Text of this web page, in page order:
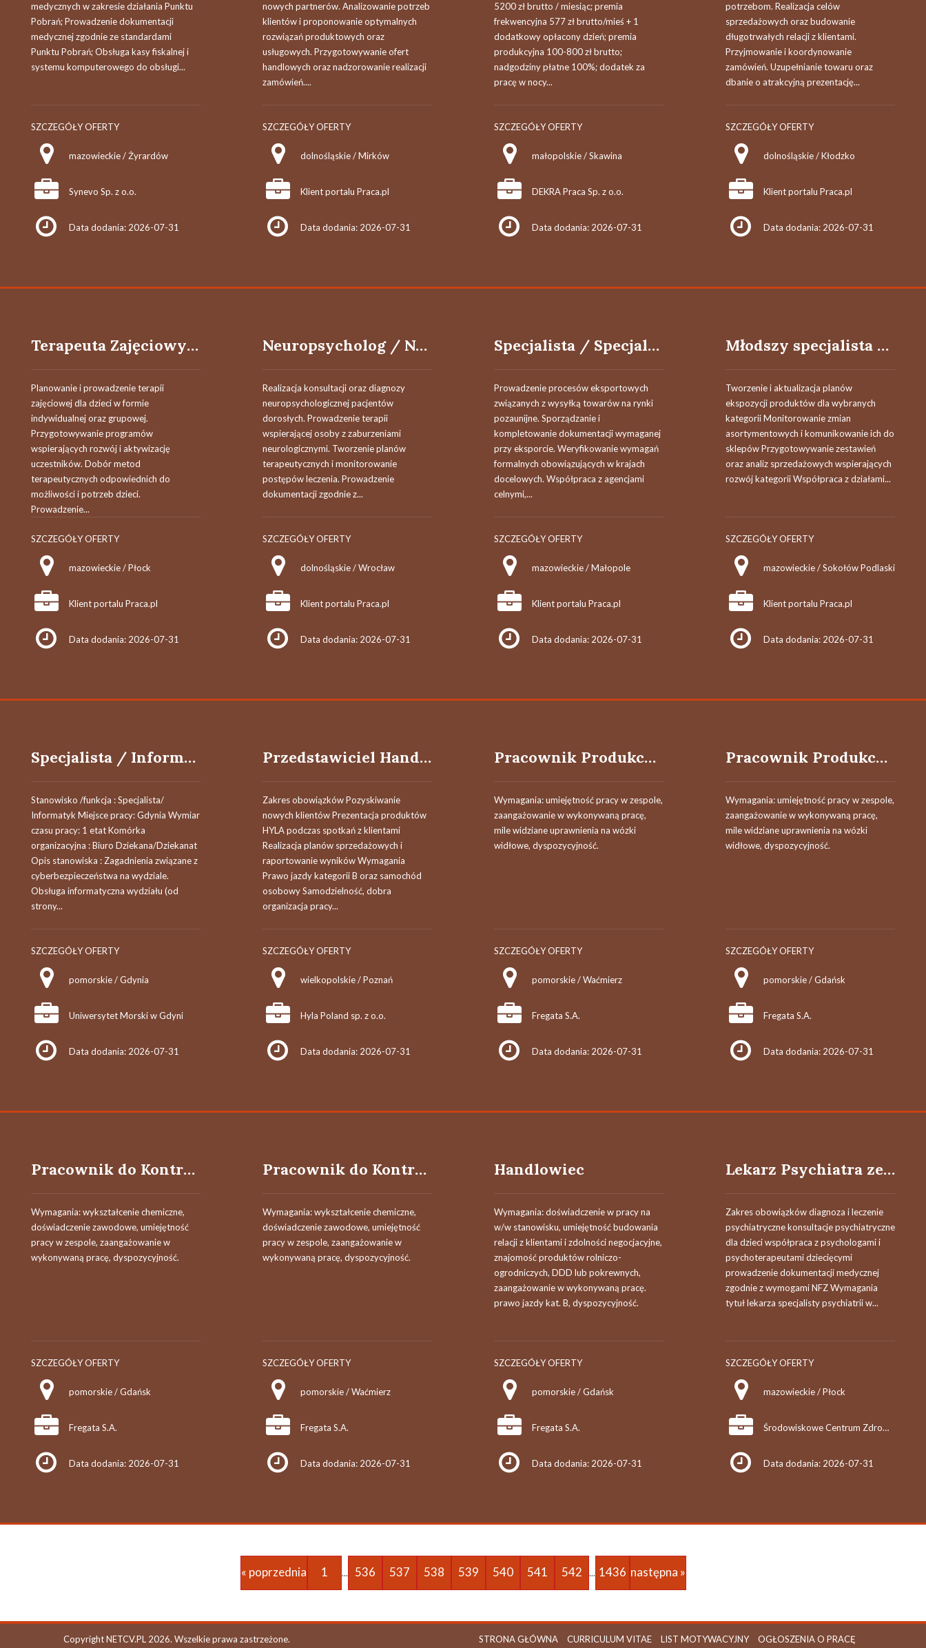
medycznych w zakresie działania Punktu
Pobrań; Prowadzenie dokumentacji
medycznej zgodnie ze standardami
Punktu Pobrań; Obsługa kasy fiskalnej i
systemu komputerowego do obsługi...
SZCZEGÓŁY OFERTY
mazowieckie / Żyrardów
Synevo Sp. z o.o.
Data dodania: 2026-07-31
nowych partnerów. Analizowanie potrzeb
klientów i proponowanie optymalnych
rozwiązań produktowych oraz
usługowych. Przygotowywanie ofert
handlowych oraz nadzorowanie realizacji
zamówień....
SZCZEGÓŁY OFERTY
dolnośląskie / Mirków
Klient portalu Praca.pl
Data dodania: 2026-07-31
5200 zł brutto / miesiąc; premia
frekwencyjna 577 zł brutto/mieś + 1
dodatkowy opłacony dzień; premia
produkcyjna 100-800 zł brutto;
nadgodziny płatne 100%; dodatek za
pracę w nocy...
SZCZEGÓŁY OFERTY
małopolskie / Skawina
DEKRA Praca Sp. z o.o.
Data dodania: 2026-07-31
potrzebom. Realizacja celów
sprzedażowych oraz budowanie
długotrwałych relacji z klientami.
Przyjmowanie i koordynowanie
zamówień. Uzupełnianie towaru oraz
dbanie o atrakcyjną prezentację...
SZCZEGÓŁY OFERTY
dolnośląskie / Kłodzko
Klient portalu Praca.pl
Data dodania: 2026-07-31
Terapeuta Zajęciowy / Terapeutka Zajęciowa
Planowanie i prowadzenie terapii
zajęciowej dla dzieci w formie
indywidualnej oraz grupowej.
Przygotowywanie programów
wspierających rozwój i aktywizację
uczestników. Dobór metod
terapeutycznych odpowiednich do
możliwości i potrzeb dzieci.
Prowadzenie...
SZCZEGÓŁY OFERTY
mazowieckie / Płock
Klient portalu Praca.pl
Data dodania: 2026-07-31
Neuropsycholog / Neuropsycholożka
Realizacja konsultacji oraz diagnozy
neuropsychologicznej pacjentów
dorosłych. Prowadzenie terapii
wspierającej osoby z zaburzeniami
neurologicznymi. Tworzenie planów
terapeutycznych i monitorowanie
postępów leczenia. Prowadzenie
dokumentacji zgodnie z...
SZCZEGÓŁY OFERTY
dolnośląskie / Wrocław
Klient portalu Praca.pl
Data dodania: 2026-07-31
Specjalista / Specjalistka ds. Handlu Międzynarodowego
Prowadzenie procesów eksportowych
związanych z wysyłką towarów na rynki
pozaunijne. Sporządzanie i
kompletowanie dokumentacji wymaganej
przy eksporcie. Weryfikowanie wymagań
formalnych obowiązujących w krajach
docelowych. Współpraca z agencjami
celnymi,...
SZCZEGÓŁY OFERTY
mazowieckie / Małopole
Klient portalu Praca.pl
Data dodania: 2026-07-31
Młodszy specjalista / Młodsza specjalistka ds. zarządzania kategorią
Tworzenie i aktualizacja planów
ekspozycji produktów dla wybranych
kategorii Monitorowanie zmian
asortymentowych i komunikowanie ich do
sklepów Przygotowywanie zestawień
oraz analiz sprzedażowych wspierających
rozwój kategorii Współpraca z działami...
SZCZEGÓŁY OFERTY
mazowieckie / Sokołów Podlaski
Klient portalu Praca.pl
Data dodania: 2026-07-31
Specjalista / Informatyk - Biuro Dziekana / Dziekanat
Stanowisko /funkcja : Specjalista/
Informatyk Miejsce pracy: Gdynia Wymiar
czasu pracy: 1 etat Komórka
organizacyjna : Biuro Dziekana/Dziekanat
Opis stanowiska : Zagadnienia związane z
cyberbezpieczeństwa na wydziale.
Obsługa informatyczna wydziału (od
strony...
SZCZEGÓŁY OFERTY
pomorskie / Gdynia
Uniwersytet Morski w Gdyni
Data dodania: 2026-07-31
Przedstawiciel Handlowy
Zakres obowiązków Pozyskiwanie
nowych klientów Prezentacja produktów
HYLA podczas spotkań z klientami
Realizacja planów sprzedażowych i
raportowanie wyników Wymagania
Prawo jazdy kategorii B oraz samochód
osobowy Samodzielność, dobra
organizacja pracy...
SZCZEGÓŁY OFERTY
wielkopolskie / Poznań
Hyla Poland sp. z o.o.
Data dodania: 2026-07-31
Pracownik Produkcyjny
Wymagania: umiejętność pracy w zespole,
zaangażowanie w wykonywaną pracę,
mile widziane uprawnienia na wózki
widłowe, dyspozycyjność.
SZCZEGÓŁY OFERTY
pomorskie / Waćmierz
Fregata S.A.
Data dodania: 2026-07-31
Pracownik Produkcyjny
Wymagania: umiejętność pracy w zespole,
zaangażowanie w wykonywaną pracę,
mile widziane uprawnienia na wózki
widłowe, dyspozycyjność.
SZCZEGÓŁY OFERTY
pomorskie / Gdańsk
Fregata S.A.
Data dodania: 2026-07-31
Pracownik do Kontroli Jakości
Wymagania: wykształcenie chemiczne,
doświadczenie zawodowe, umiejętność
pracy w zespole, zaangażowanie w
wykonywaną pracę, dyspozycyjność.
SZCZEGÓŁY OFERTY
pomorskie / Gdańsk
Fregata S.A.
Data dodania: 2026-07-31
Pracownik do Kontroli Jakości
Wymagania: wykształcenie chemiczne,
doświadczenie zawodowe, umiejętność
pracy w zespole, zaangażowanie w
wykonywaną pracę, dyspozycyjność.
SZCZEGÓŁY OFERTY
pomorskie / Waćmierz
Fregata S.A.
Data dodania: 2026-07-31
Handlowiec
Wymagania: doświadczenie w pracy na
w/w stanowisku, umiejętność budowania
relacji z klientami i zdolności negocjacyjne,
znajomość produktów rolniczo-
ogrodniczych, DDD lub pokrewnych,
zaangażowanie w wykonywaną pracę.
prawo jazdy kat. B, dyspozycyjność.
SZCZEGÓŁY OFERTY
pomorskie / Gdańsk
Fregata S.A.
Data dodania: 2026-07-31
Lekarz Psychiatra ze specjalizacją dziecięcą (K/M)
Zakres obowiązków diagnoza i leczenie
psychiatryczne konsultacje psychiatryczne
dla dzieci współpraca z psychologami i
psychoterapeutami dziecięcymi
prowadzenie dokumentacji medycznej
zgodnie z wymogami NFZ Wymagania
tytuł lekarza specjalisty psychiatrii w...
SZCZEGÓŁY OFERTY
mazowieckie / Płock
Środowiskowe Centrum Zdrowia Psychicznego dla Dzieci i Młodzieży
Data dodania: 2026-07-31
« poprzednia 1 ... 536 537 538 539 540 541 542 ... 1436 następna »
Copyright NETCV.PL 2026. Wszelkie prawa zastrzeżone. STRONA GŁÓWNA CURRICULUM VITAE LIST MOTYWACYJNY OGŁOSZENIA O PRACĘ